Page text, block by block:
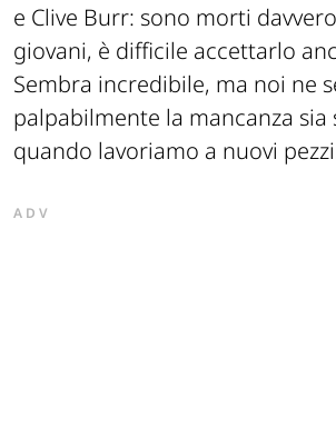
e Clive Burr: sono morti
giovani, è difficile accettarlo
Sembra incredibile, ma noi ne
palpabilmente la mancanza sia
quando lavoriamo a nuovi
ADV